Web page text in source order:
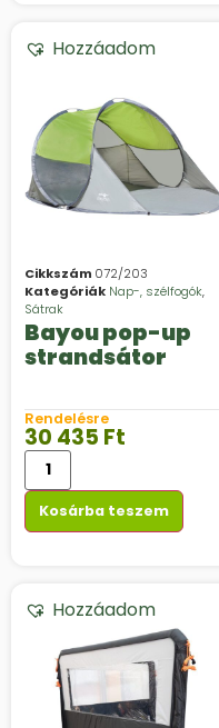
Hozzáadom
Cikkszám 072/203
Kategóriák Nap-, szélfogók,
Sátrak
Bayou pop-up
strandsátor
Rendelésre
30 435 Ft
Kosárba teszem
Hozzáadom